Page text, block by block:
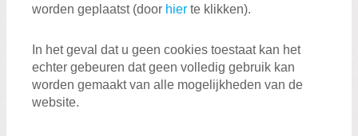
worden geplaatst (door hier te klikken).
In het geval dat u geen cookies toestaat kan het
echter gebeuren dat geen volledig gebruik kan
worden gemaakt van alle mogelijkheden van de
website.